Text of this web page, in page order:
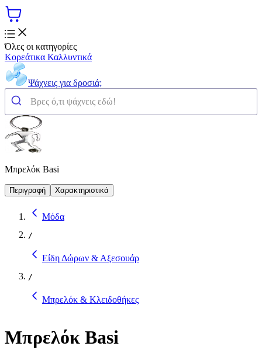
Όλες οι κατηγορίες
Κορεάτικα Καλλυντικά
Ψάχνεις για δροσιά;
Μπρελόκ Basi
Περιγραφή Χαρακτηριστικά
Μόδα
/
Είδη Δώρων & Αξεσουάρ
/
Μπρελόκ & Κλειδοθήκες
Μπρελόκ Basi